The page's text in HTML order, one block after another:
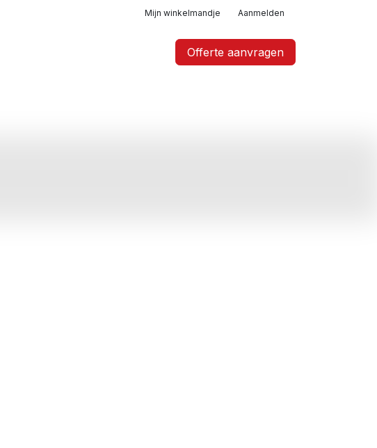
Mijn winkelmandje Aanmelden
Offerte aanvragen